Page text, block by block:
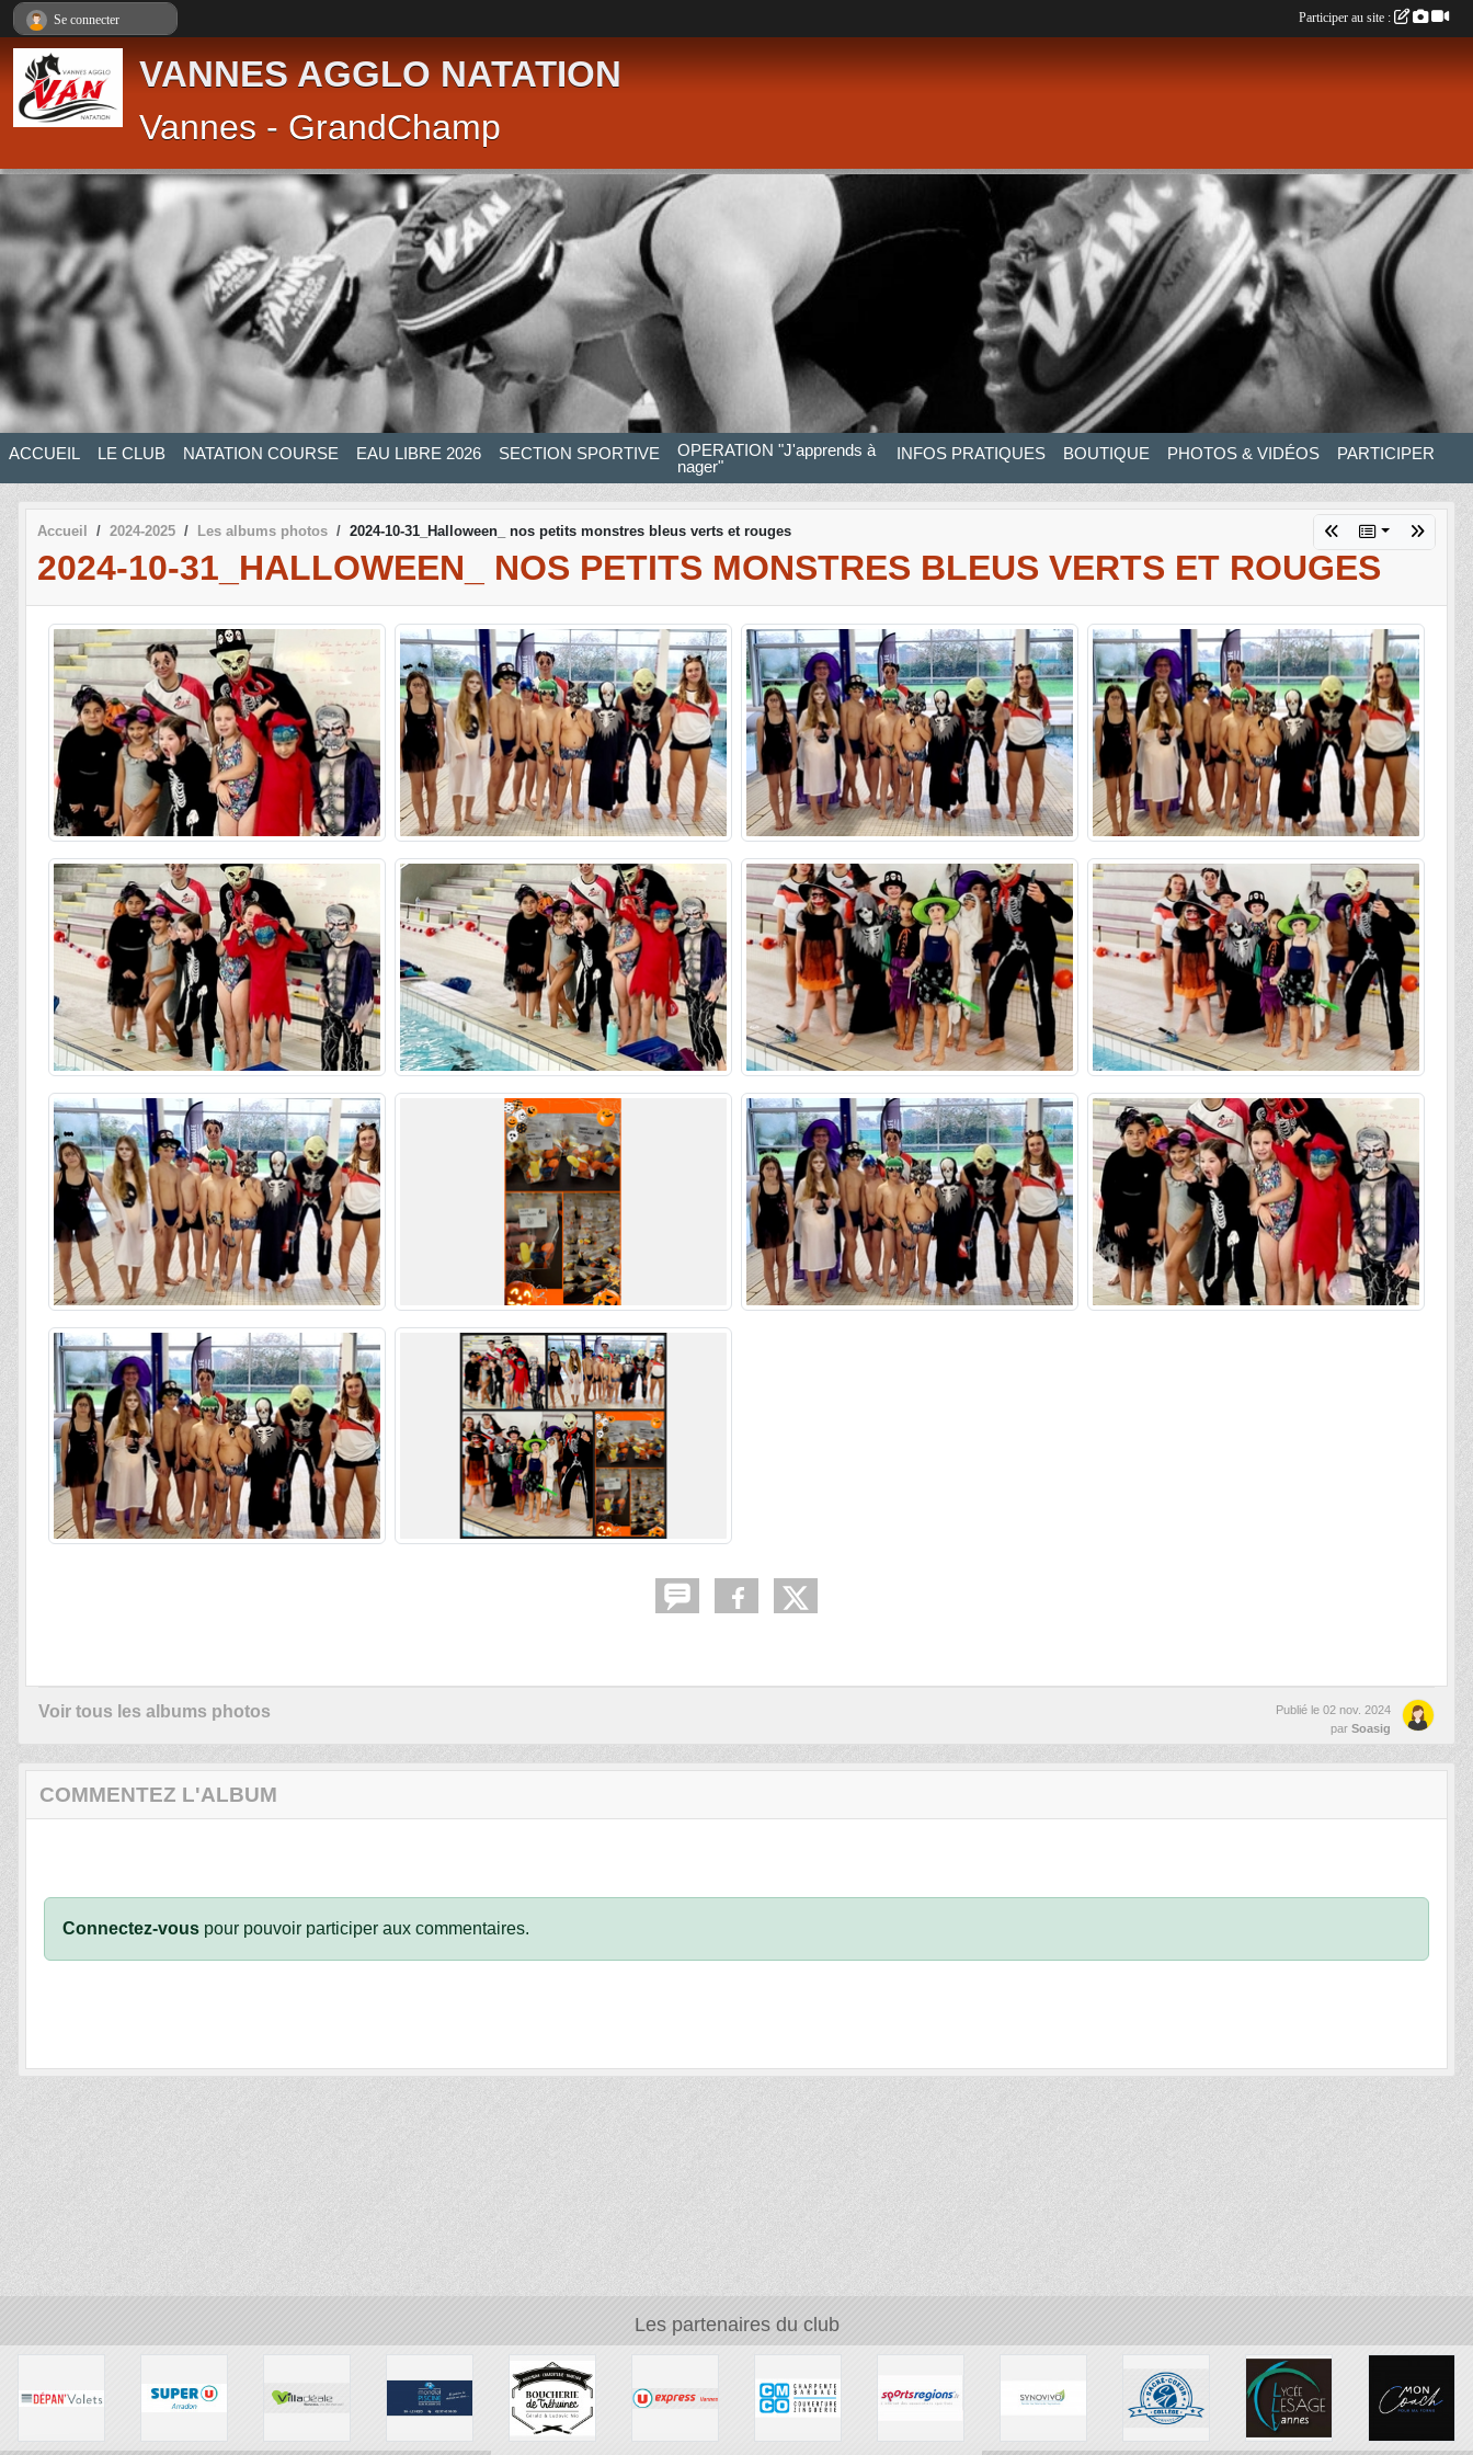
VANNES AGGLO NATATION
Vannes - GrandChamp
ACCUEIL LE CLUB NATATION COURSE EAU LIBRE 2026 SECTION SPORTIVE
OPERATION "J'apprends à
nager"
INFOS PRATIQUES BOUTIQUE PHOTOS & VIDÉOS PARTICIPER
Accueil 2024-2025 Les albums photos 2024-10-31_Halloween_ nos petits monstres bleus verts et rouges
2024-10-31_HALLOWEEN_ NOS PETITS MONSTRES BLEUS VERTS ET ROUGES
Voir tous les albums photos Publié le 02 nov. 2024
par Soasig
COMMENTEZ L'ALBUM
Connectez-vous pour pouvoir participer aux commentaires.
Les partenaires du club
Se connecter Participer au site :
Panneau de gestion des cookies